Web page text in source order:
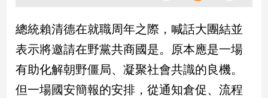
政
治
政
治
焦
總統賴清德在就職周年之際，喊話大團結並
表示將邀請在野黨共商國是。原本應是一場
有助化解朝野僵局、凝聚社會共識的良機。
但一場國安簡報的安排，從通知倉促、流程